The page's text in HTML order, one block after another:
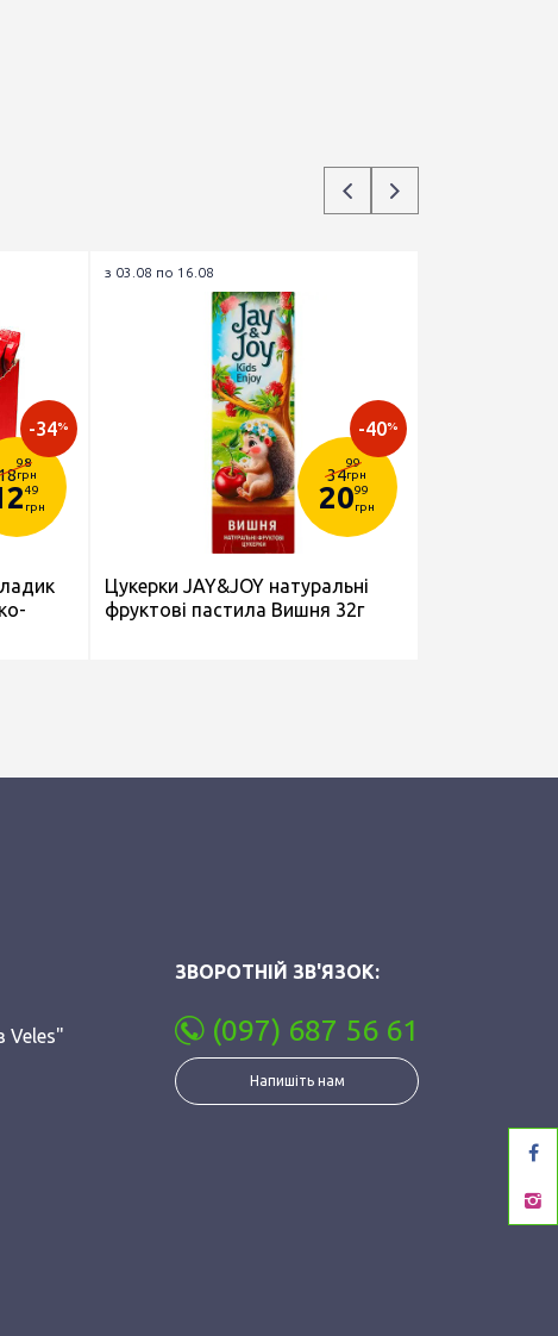
98
грн
49
грн
-34%
з 03.08 по 16.08
34
99
грн
2099
грн
-40%
Цукерки JAY&JOY натуральні
фруктові пастила Вишня 32г
Veles"
ЗВОРОТНІЙ ЗВ'ЯЗОК:
(097) 687 56 61
Напишіть нам